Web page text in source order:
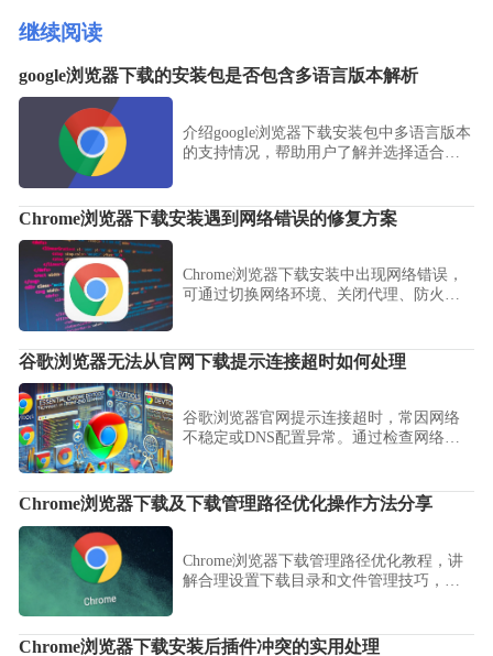
继续阅读
google浏览器下载的安装包是否包含多语言版本解析
介绍google浏览器下载安装包中多语言版本
的支持情况，帮助用户了解并选择适合自
Chrome浏览器下载安装遇到网络错误的修复方案
Chrome浏览器下载安装中出现网络错误，
可通过切换网络环境、关闭代理、防火墙
谷歌浏览器无法从官网下载提示连接超时如何处理
谷歌浏览器官网提示连接超时，常因网络
不稳定或DNS配置异常。通过检查网络设
Chrome浏览器下载及下载管理路径优化操作方法分享
Chrome浏览器下载管理路径优化教程，讲
解合理设置下载目录和文件管理技巧，帮
Chrome浏览器下载安装后插件冲突的实用处理